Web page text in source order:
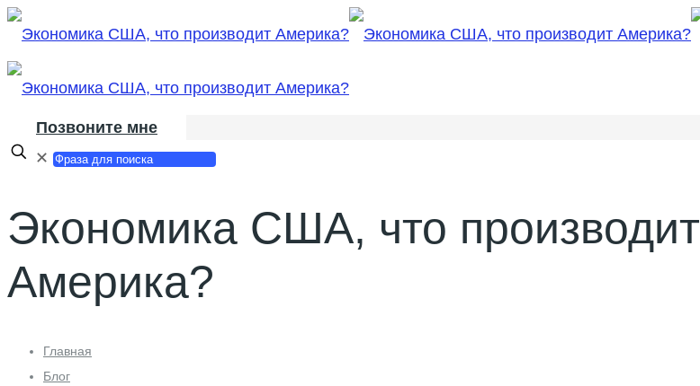
Позвоните мне
✕
Экономика США, что производит
Америка?
Главная
Блог